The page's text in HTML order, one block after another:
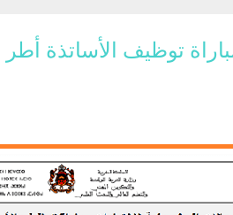
توظيف الأساتذة أطر